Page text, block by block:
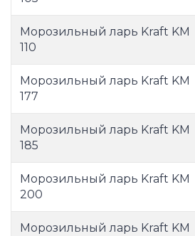
Морозильный ларь Kraft KM
110
Морозильный ларь Kraft KM
177
Морозильный ларь Kraft KM
185
Морозильный ларь Kraft KM
200
Морозильный ларь Kraft KM